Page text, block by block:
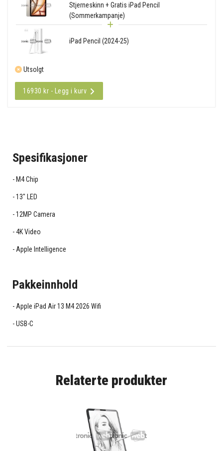
Stjerneskinn + Gratis iPad Pencil
(Sommerkampanje)
iPad Pencil (2024-25)
Utsolgt
16930 kr - Legg i kurv
Spesifikasjoner
M4 Chip
13" LED
12MP Camera
4K Video
Apple Intelligence
Pakkeinnhold
Apple iPad Air 13 M4 2026 Wifi
USB-C
Relaterte produkter